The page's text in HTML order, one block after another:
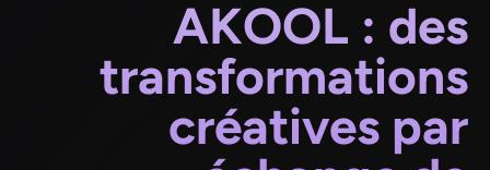
AKOOL : des
transformations
créatives par